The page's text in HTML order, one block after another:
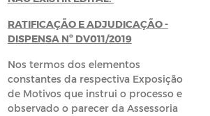
RATIFICAÇÃO E ADJUDICAÇÃO -
DISPENSA Nº DV011/2019
Nos termos dos elementos
constantes da respectiva Exposição
de Motivos que instrui o processo e
observado o parecer da Assessoria